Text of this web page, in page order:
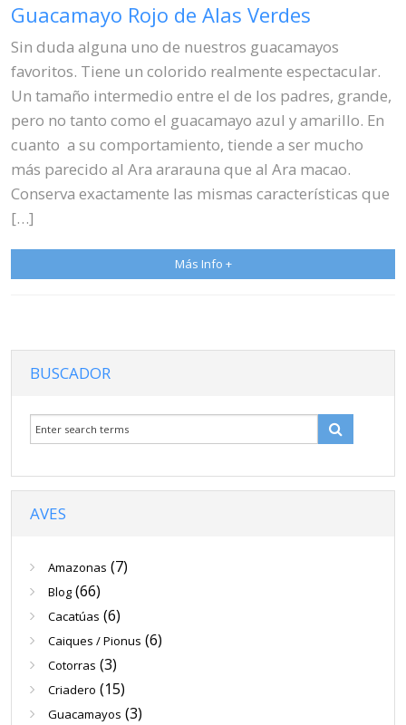
Guacamayo Rojo de Alas Verdes
Sin duda alguna uno de nuestros guacamayos
favoritos. Tiene un colorido realmente espectacular.
Un tamaño intermedio entre el de los padres, grande,
pero no tanto como el guacamayo azul y amarillo. En
cuanto a su comportamiento, tiende a ser mucho
más parecido al Ara ararauna que al Ara macao.
Conserva exactamente las mismas características que
[…]
Más Info +
BUSCADOR
AVES
Amazonas (7)
Blog (66)
Cacatúas (6)
Caiques / Pionus (6)
Cotorras (3)
Criadero (15)
Guacamayos (3)